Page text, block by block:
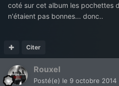
coté sur cet album les pochettes
n'étaient pas bonnes... donc..
Citer
Rouxel
Posté(e) le 9 octobre 2014